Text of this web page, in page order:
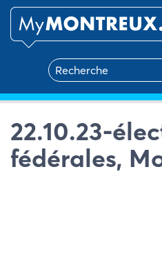
22.10.23-
fédérales,